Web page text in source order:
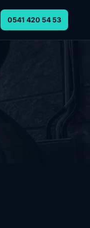
0541 420 54 53